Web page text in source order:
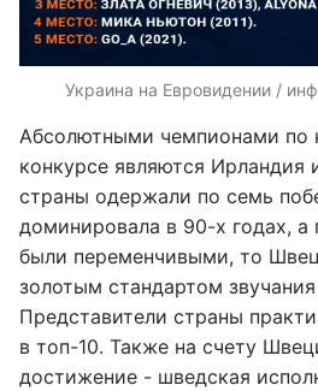
Украина на Евровидении /
Абсолютными чемпионами по
конкурсе являются
страны одержали по семь
доминировала в 90-х годах, а
были переменчивыми, то
золотым стандартом
Представители страны
в топ-10. Также на счету
достижение - шведская